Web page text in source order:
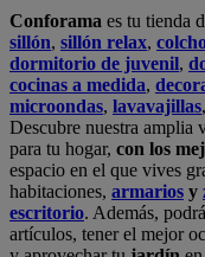
Conforama es tu tienda
sillón, sillón relax,
dormitorio de juvenil,
cocinas a medida,
microondas, lavavajillas,
Descubre nuestra amplia
para tu hogar, con los
espacio en el que vives
habitaciones, armarios y
escritorio. Además,
artículos, tener el mejor